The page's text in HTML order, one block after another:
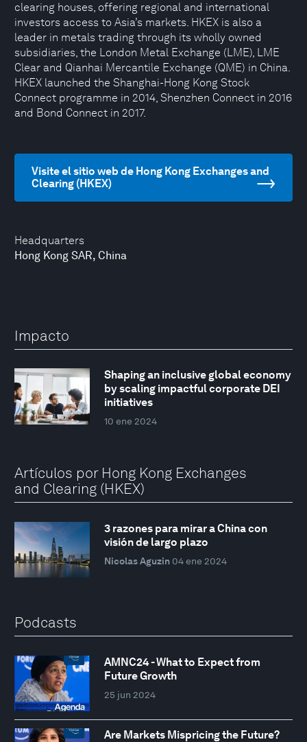
Headquarters
Hong Kong SAR, China
clearing houses, offering regional and international
investors access to Asia’s markets. HKEX is also a
leader in metals trading through its wholly owned
subsidiaries, the London Metal Exchange (LME), LME
Clear and Qianhai Mercantile Exchange (QME) in China.
HKEX launched the Shanghai-Hong Kong Stock
Connect programme in 2014, Shenzhen Connect in 2016
and Bond Connect in 2017.
Visite el sitio web de Hong Kong Exchanges and
Clearing (HKEX)
Impacto
Shaping an inclusive global economy
by scaling impactful corporate DEI
initiatives
10 ene 2024
Artículos por Hong Kong Exchanges
and Clearing (HKEX)
3 razones para mirar a China con
visión de largo plazo
Nicolas Aguzin 04 ene 2024
Podcasts
AMNC24 - What to Expect from
Future Growth
25 jun 2024
Are Markets Mispricing the Future?